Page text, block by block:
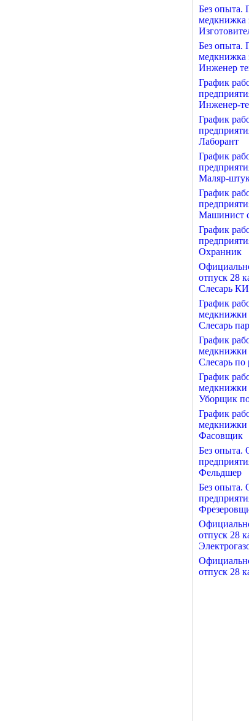
Без опыта.
медкнижка
Без опыта.
медкнижка
Инженер
График
Инженер-
График
Лаборант
График
Маляр-
График
Машинист
График
Охранник
отпуск 28
Слесарь
График
медкнижки
Слесарь
График
медкнижки
Слесарь по
График
медкнижки
Уборщик
График
медкнижки
Фасовщик
Без опыта.
Фельдшер
Без опыта.
отпуск 28
отпуск 28